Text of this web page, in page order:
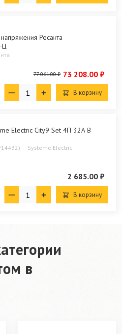
Ресанта
Ц
77 061.00 ₽ 73 208.00 ₽
В корзину
Electric City9 Set 4П 32А В
Systeme Electric
2 685.00 ₽
В корзину
в